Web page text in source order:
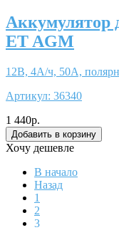
Аккумулятор
ET AGM
12В, 4А/ч, 50А,
Артикул: 36340
1 440р.
Хочу дешевле
В начало
Назад
1
2
3